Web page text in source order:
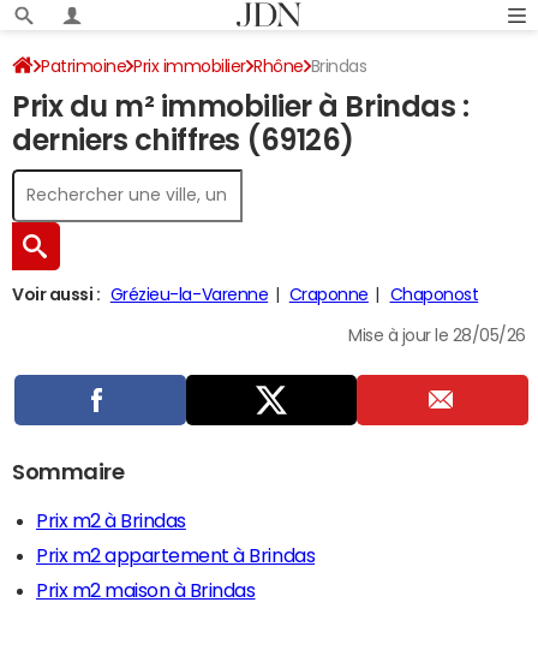
Patrimoine Prix immobilier Rhône Brindas
Prix du m² immobilier à Brindas :
derniers chiffres (69126)
Voir aussi : Grézieu-la-Varenne Craponne Chaponost
Mise à jour le 28/05/26
Sommaire
Prix m2 à Brindas
Prix m2 appartement à Brindas
Prix m2 maison à Brindas